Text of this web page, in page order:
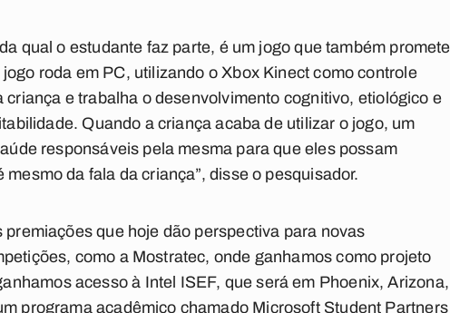
qual o estudante faz parte, é um jogo que também promete
roda em PC, utilizando o Xbox Kinect como controle
e trabalha o desenvolvimento cognitivo, etiológico e
Quando a criança acaba de utilizar o jogo, um
responsáveis pela mesma para que eles possam
da fala da criança”, disse o pesquisador.
que hoje dão perspectiva para novas
como a Mostratec, onde ganhamos como projeto
acesso à Intel ISEF, que será em Phoenix, Arizona,
programa acadêmico chamado Microsoft Student Partners